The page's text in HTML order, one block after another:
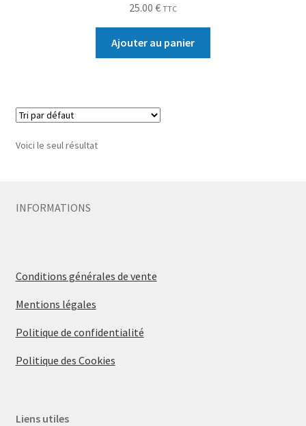
25.00 € TTC
Ajouter au panier
Voici le seul résultat
INFORMATIONS
Conditions générales de vente
Mentions légales
Politique de confidentialité
Politique des Cookies
Liens utiles